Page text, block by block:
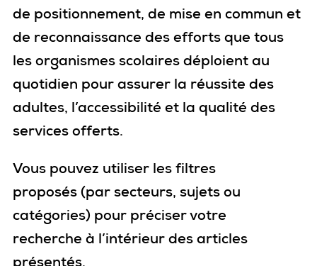
de positionnement, de mise en commun et
de reconnaissance des efforts que tous
les organismes scolaires déploient au
quotidien pour assurer la réussite des
adultes, l’accessibilité et la qualité des
services offerts.
Vous pouvez utiliser les filtres
proposés(par secteurs, sujets ou
catégories) pour préciser votre
recherche à l’intérieur des articles
présentés.